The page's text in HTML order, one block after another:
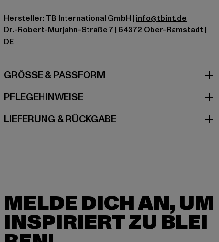
Hersteller: TB International GmbH | info@tbint.de
Dr.-Robert-Murjahn-Straße 7 | 64372 Ober-Ramstadt |
DE
GRÖSSE & PASSFORM
PFLEGEHINWEISE
LIEFERUNG & RÜCKGABE
MELDE DICH AN, UM
INSPIRIERT ZU BLEI